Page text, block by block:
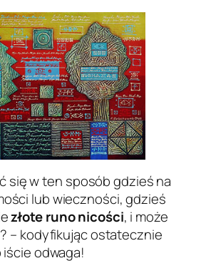
w ten sposób gdzieś na
lub wieczności, gdzieś
złote runo nicości, i może
– kodyfikując ostatecznie
odwaga!